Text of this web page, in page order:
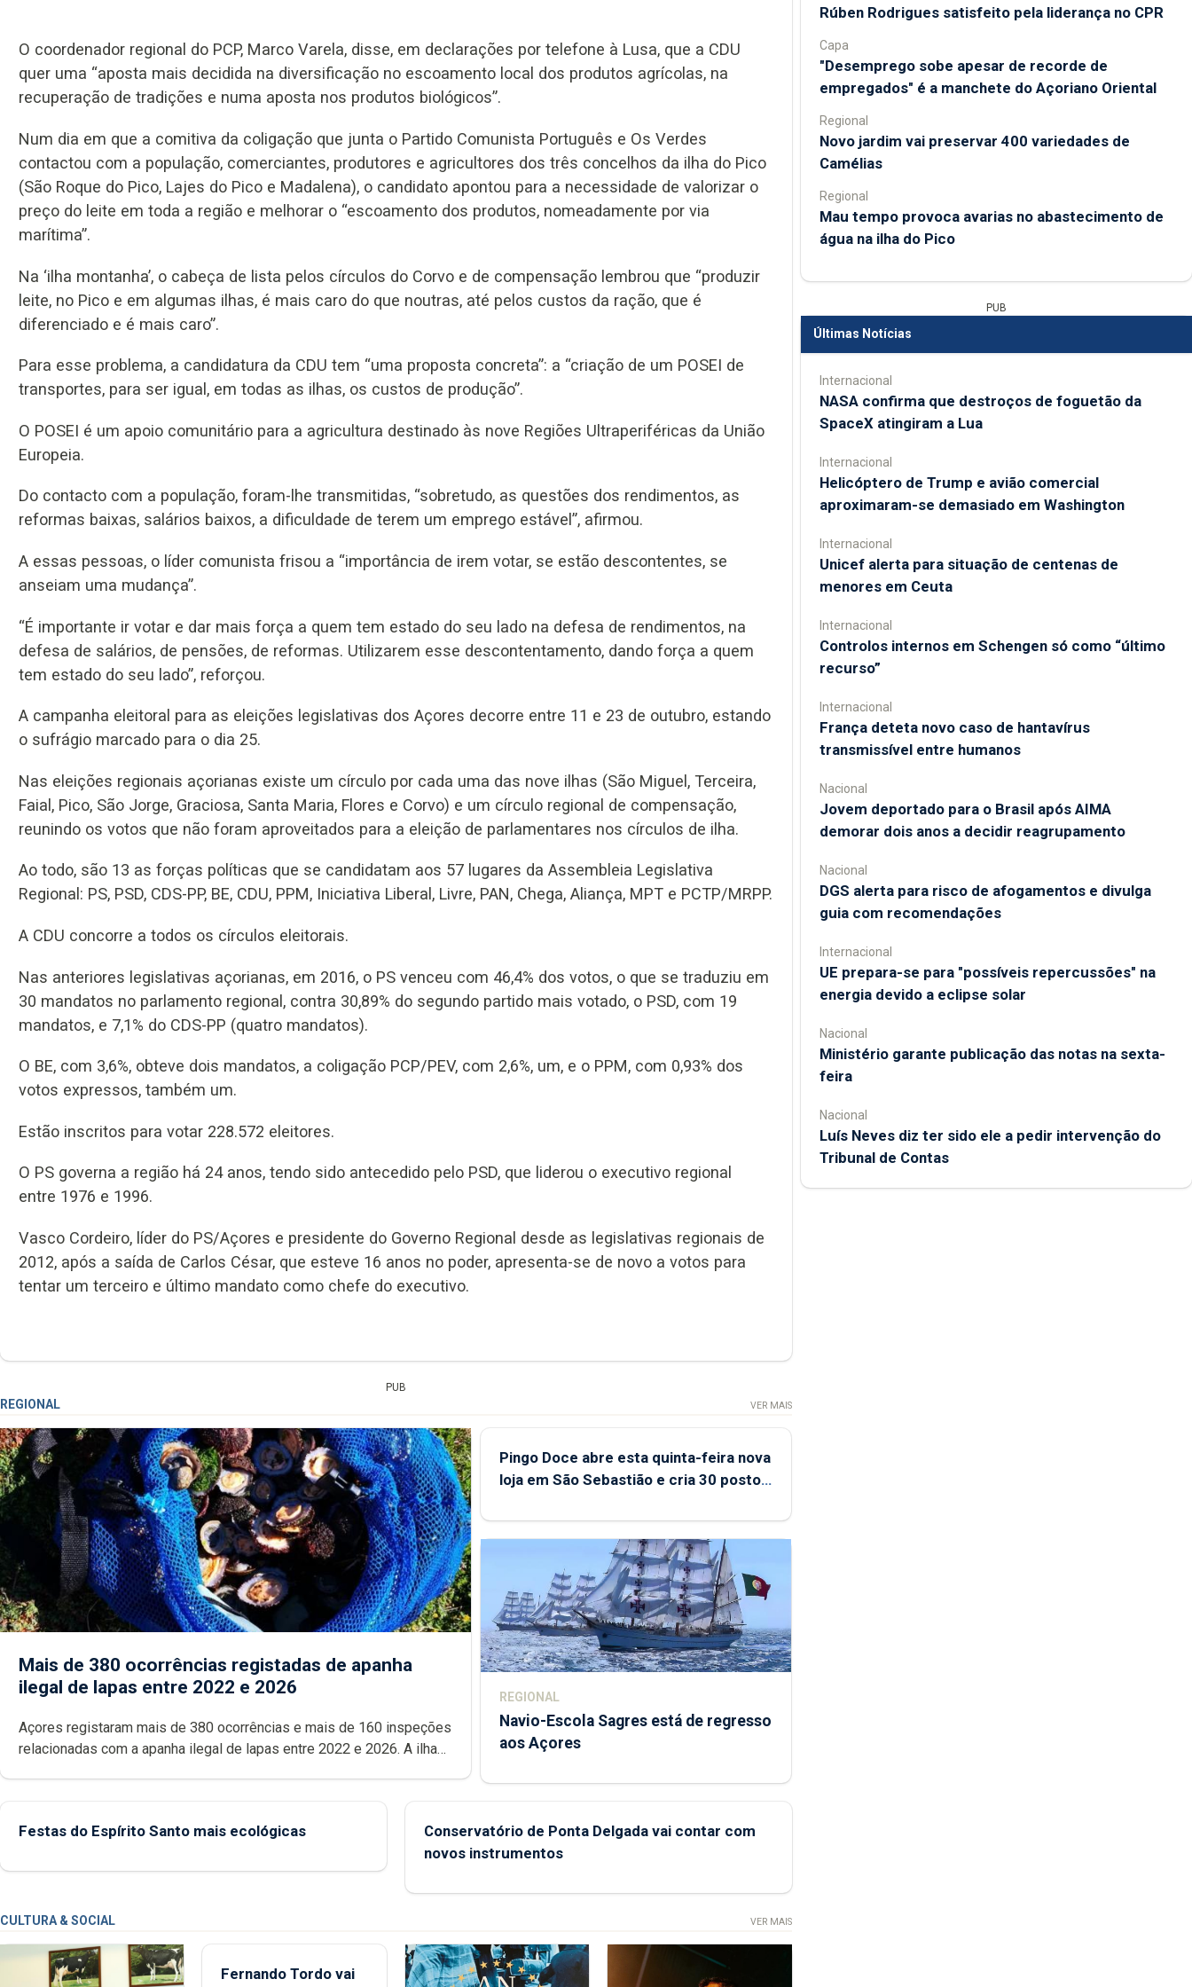
O coordenador regional do PCP, Marco Varela, disse, em declarações por telefone à Lusa, que a CDU
quer uma “aposta mais decidida na diversificação no escoamento local dos produtos agrícolas, na
recuperação de tradições e numa aposta nos produtos biológicos”.
Num dia em que a comitiva da coligação que junta o Partido Comunista Português e Os Verdes
contactou com a população, comerciantes, produtores e agricultores dos três concelhos da ilha do Pico
(São Roque do Pico, Lajes do Pico e Madalena), o candidato apontou para a necessidade de valorizar o
preço do leite em toda a região e melhorar o “escoamento dos produtos, nomeadamente por via
marítima”.
Na ‘ilha montanha’, o cabeça de lista pelos círculos do Corvo e de compensação lembrou que “produzir
leite, no Pico e em algumas ilhas, é mais caro do que noutras, até pelos custos da ração, que é
diferenciado e é mais caro”.
Para esse problema, a candidatura da CDU tem “uma proposta concreta”: a “criação de um POSEI de
transportes, para ser igual, em todas as ilhas, os custos de produção”.
O POSEI é um apoio comunitário para a agricultura destinado às nove Regiões Ultraperiféricas da União
Europeia.
Do contacto com a população, foram-lhe transmitidas, “sobretudo, as questões dos rendimentos, as
reformas baixas, salários baixos, a dificuldade de terem um emprego estável”, afirmou.
A essas pessoas, o líder comunista frisou a “importância de irem votar, se estão descontentes, se
anseiam uma mudança”.
“É importante ir votar e dar mais força a quem tem estado do seu lado na defesa de rendimentos, na
defesa de salários, de pensões, de reformas. Utilizarem esse descontentamento, dando força a quem
tem estado do seu lado”, reforçou.
A campanha eleitoral para as eleições legislativas dos Açores decorre entre 11 e 23 de outubro, estando
o sufrágio marcado para o dia 25.
Nas eleições regionais açorianas existe um círculo por cada uma das nove ilhas (São Miguel, Terceira,
Faial, Pico, São Jorge, Graciosa, Santa Maria, Flores e Corvo) e um círculo regional de compensação,
reunindo os votos que não foram aproveitados para a eleição de parlamentares nos círculos de ilha.
Ao todo, são 13 as forças políticas que se candidatam aos 57 lugares da Assembleia Legislativa
Regional: PS, PSD, CDS-PP, BE, CDU, PPM, Iniciativa Liberal, Livre, PAN, Chega, Aliança, MPT e PCTP/MRPP.
A CDU concorre a todos os círculos eleitorais.
Nas anteriores legislativas açorianas, em 2016, o PS venceu com 46,4% dos votos, o que se traduziu em
30 mandatos no parlamento regional, contra 30,89% do segundo partido mais votado, o PSD, com 19
mandatos, e 7,1% do CDS-PP (quatro mandatos).
O BE, com 3,6%, obteve dois mandatos, a coligação PCP/PEV, com 2,6%, um, e o PPM, com 0,93% dos
votos expressos, também um.
Estão inscritos para votar 228.572 eleitores.
O PS governa a região há 24 anos, tendo sido antecedido pelo PSD, que liderou o executivo regional
entre 1976 e 1996.
Vasco Cordeiro, líder do PS/Açores e presidente do Governo Regional desde as legislativas regionais de
2012, após a saída de Carlos César, que esteve 16 anos no poder, apresenta-se de novo a votos para
tentar um terceiro e último mandato como chefe do executivo.
PUB
REGIONAL VER MAIS
Mais de 380 ocorrências registadas de apanha
ilegal de lapas entre 2022 e 2026
Açores registaram mais de 380 ocorrências e mais de 160 inspeções
relacionadas com a apanha ilegal de lapas entre 2022 e 2026. A ilha
Pingo Doce abre esta quinta-feira nova
loja em São Sebastião e cria 30 postos
REGIONAL
Navio-Escola Sagres está de regresso
aos Açores
Festas do Espírito Santo mais ecológicas
Conservatório de Ponta Delgada vai contar com
novos instrumentos
CULTURA & SOCIAL VER MAIS
Fernando Tordo vai
Rúben Rodrigues satisfeito pela liderança no CPR
Capa
"Desemprego sobe apesar de recorde de
empregados" é a manchete do Açoriano Oriental
Regional
Novo jardim vai preservar 400 variedades de
Camélias
Regional
Mau tempo provoca avarias no abastecimento de
água na ilha do Pico
PUB
Últimas Notícias
Internacional
NASA confirma que destroços de foguetão da
SpaceX atingiram a Lua
Internacional
Helicóptero de Trump e avião comercial
aproximaram-se demasiado em Washington
Internacional
Unicef alerta para situação de centenas de
menores em Ceuta
Internacional
Controlos internos em Schengen só como “último
recurso”
Internacional
França deteta novo caso de hantavírus
transmissível entre humanos
Nacional
Jovem deportado para o Brasil após AIMA
demorar dois anos a decidir reagrupamento
Nacional
DGS alerta para risco de afogamentos e divulga
guia com recomendações
Internacional
UE prepara-se para "possíveis repercussões" na
energia devido a eclipse solar
Nacional
Ministério garante publicação das notas na sexta-
feira
Nacional
Luís Neves diz ter sido ele a pedir intervenção do
Tribunal de Contas